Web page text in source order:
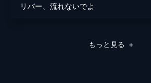
リバー、流れないでよ
もっと見る ＋